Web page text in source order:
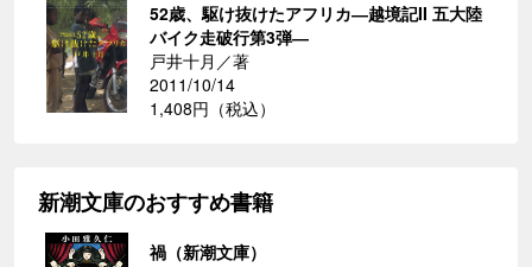
52歳、駆け抜けたアフリカ―越境記II 五大陸
バイク走破行第3弾―
戸井十月／著
2011/10/14
1,408円（税込）
新潮文庫のおすすめ書籍
禍（新潮文庫）